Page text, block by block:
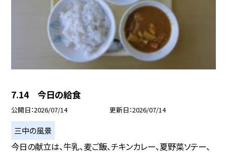
7.14 今日の給食
公開日 2026/07/14 更新日 2026/07/14
三中の風景
今日の献立は、牛乳、麦ご飯、チキンカレー、夏野菜ソテー、